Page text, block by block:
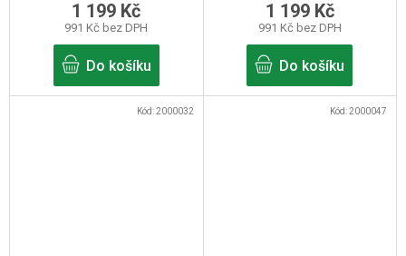
991 Kč bez DPH
1 199 Kč
Do košíku
991 Kč bez DPH
1 199 Kč
Do košíku
Kód:2000032 Kód:2000047